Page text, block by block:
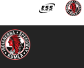
Hoppa till huvudinnehåll